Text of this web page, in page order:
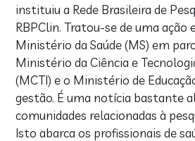
instituiu a Rede Brasileira de
RBPClin. Tratou-se de uma ação
Ministério da Saúde (MS) em
Ministério da Ciência e
(MCTI) e o Ministério de
gestão. É uma notícia bastante
comunidades relacionadas à
Isto abarca os profissionais de